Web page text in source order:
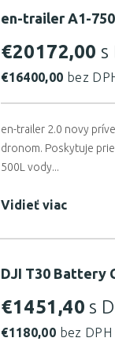
en-trailer A1-750
€20172,00 s
€16400,00 bez
en-trailer 2.0 novy
dronom. Poskytuje
500L vody...
Vidieť viac
DJI T30 Battery
€1451,40 s
€1180,00 bez DPH